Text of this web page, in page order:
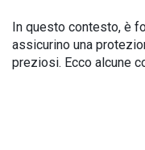
In questo contesto, è
assicurino una
preziosi. Ecco alcune